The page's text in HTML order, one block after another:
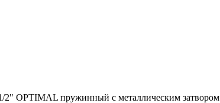
OPTIMAL пружинный с металлическим затвором